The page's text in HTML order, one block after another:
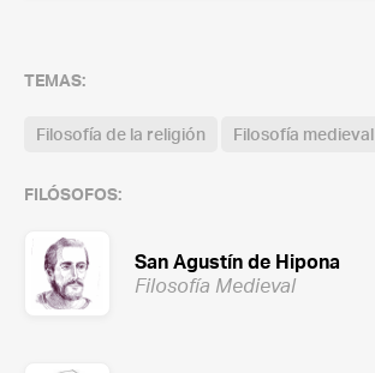
TEMAS:
Filosofía de la religión Filosofía medieval
FILÓSOFOS:
San Agustín de Hipona
Filosofía Medieval